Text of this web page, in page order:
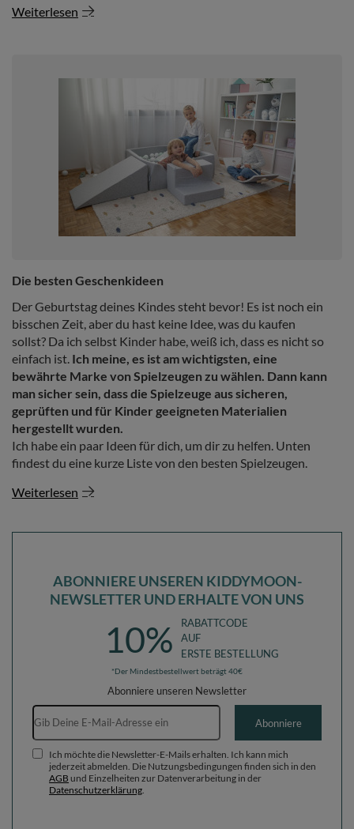
Weiterlesen
Die besten Geschenkideen
Der Geburtstag deines Kindes steht bevor! Es ist noch ein
bisschen Zeit, aber du hast keine Idee, was du kaufen
sollst? Da ich selbst Kinder habe, weiß ich, dass es nicht so
einfach ist. Ich meine, es ist am wichtigsten, eine
bewährte Marke von Spielzeugen zu wählen. Dann kann
man sicher sein, dass die Spielzeuge aus sicheren,
geprüften und für Kinder geeigneten Materialien
hergestellt wurden.
Ich habe ein paar Ideen für dich, um dir zu helfen. Unten
findest du eine kurze Liste von den besten Spielzeugen.
Weiterlesen
ABONNIERE UNSEREN KIDDYMOON-
NEWSLETTER UND ERHALTE VON UNS
10%
RABATTCODE
AUF
ERSTE BESTELLUNG
*Der Mindestbestellwert beträgt 40€
Abonniere unseren Newsletter
E-Mail-Adresse
Abonniere
Ich möchte die Newsletter-E-Mails erhalten. Ich kann mich
jederzeit abmelden. Die Nutzungsbedingungen finden sich in den
AGB und Einzelheiten zur Datenverarbeitung in der
Datenschutzerklärung